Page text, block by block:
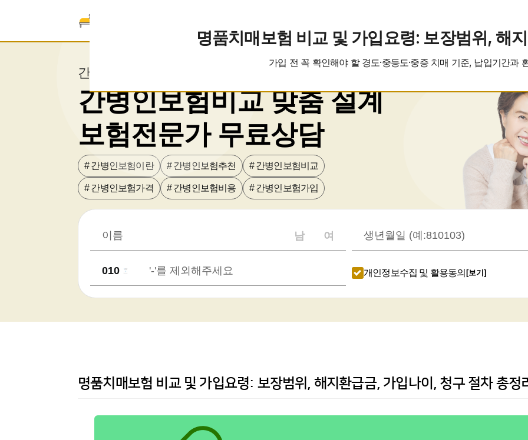
간병인보험료 가격비교
간병인보험비교 맞춤 설계
보험전문가 무료상담
# 간병인보험이란 # 간병인보험추천 # 간병인보험비교
# 간병인보험가격 # 간병인보험비용 # 간병인보험가입
남 여
개인정보수집 및 활용동의 [보기]
명품치매보험 비교 및 가입요령: 보장범위, 해지환급금, 가입나이, 청구 절차 총정
명품치매보험 비교 및 가입요령: 보장범위, 해
가입 전 꼭 확인해야 할 경도·중등도·중증 치매 기준, 납입기간과